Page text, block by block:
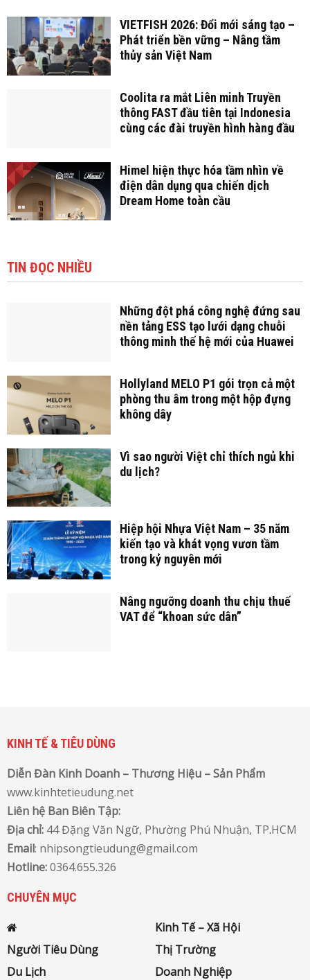
VIETFISH 2026: Đổi mới sáng tạo –
Phát triển bền vững – Nâng tầm
thủy sản Việt Nam
Coolita ra mắt Liên minh Truyền
thông FAST đầu tiên tại Indonesia
cùng các đài truyền hình hàng đầu
Himel hiện thực hóa tầm nhìn về
điện dân dụng qua chiến dịch
Dream Home toàn cầu
TIN ĐỌC NHIỀU
Những đột phá công nghệ đứng sau
nền tảng ESS tạo lưới dạng chuỗi
thông minh thế hệ mới của Huawei
Hollyland MELO P1 gói trọn cả một
phòng thu âm trong một hộp đựng
không dây
Vì sao người Việt chỉ thích ngủ khi
du lịch?
Hiệp hội Nhựa Việt Nam – 35 năm
kiến tạo và khát vọng vươn tầm
trong kỷ nguyên mới
Nâng ngưỡng doanh thu chịu thuế
VAT để “khoan sức dân”
KINH TẾ & TIÊU DÙNG
Diễn Đàn Kinh Doanh – Thương Hiệu – Sản Phẩm
www.kinhtetieudung.net
Liên hệ Ban Biên Tập:
Địa chỉ: 44 Đặng Văn Ngữ, Phường Phú Nhuận, TP.HCM
Email: nhipsongtieudung@gmail.com
Hotline:0364.655.326
CHUYÊN MỤC
Kinh Tế – Xã Hội
Người Tiêu Dùng
Thị Trường
Du Lịch
Doanh Nghiệp